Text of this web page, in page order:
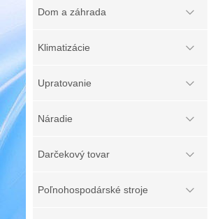
Dom a záhrada
Klimatizácie
Upratovanie
Náradie
Darčekový tovar
Poľnohospodárské stroje